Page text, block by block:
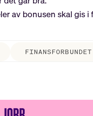
av bonusen skal
FINANSFORBUNDET